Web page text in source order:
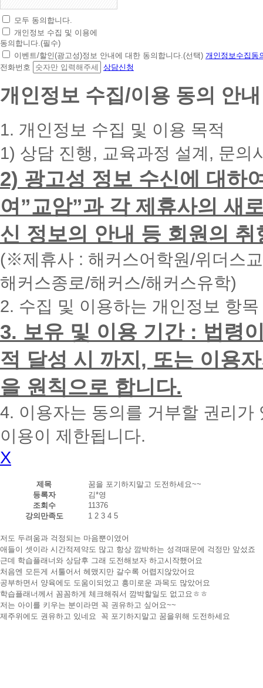
초
간
편
상
담
청
대
폰
입
력
시
면
빠
른
간
내
에
화
드
리
겠
습
니
다.
모두 동의합니다.
개인정보 수집 및 이용에
동의합니다.(필수)
이벤트/할인(광고성)정보 안내에 대한 동의합니다.(선택) 개인정보수집동
전화번호
상담신청
개인정보 수집/이용 동의 안내
1. 개인정보 수집 및 이용 목적
1) 상담 진행, 교육과정 설계, 문의
2) 광고성 정보 수신에 대하
여”교암”과 각 제휴사의 새
신 정보의 안내 등 회원의
(※제휴사 : 해커스어학원/위더스
해커스종로/해커스/해커스유학)
2. 수집 및 이용하는 개인정보 항
3. 보유 및 이용 기간 : 법령
적 달성 시 까지, 또는 이용
을 원칙으로 합니다.
4. 이용자는 동의를 거부할 권리
이용이 제한됩니다.
X
제목
꿈을 포기하지말고 도전하세요~~
등록자
김*영
조회수
11376
강의만족도
1 2 3 4 5
저도 두려움과 걱정되는 마음뿐이였어
애들이 셋이라 시간적제약도 많고 항상 깜박하는 성격때문에 걱정만 앞섰죠
근데 학습플래너와 상담후 그래 도전해보자 하고시작했어요
처음엔 모든게 서툴어서 헤맸지만 갈수록 어렵지않았어요
공부하면서 양육에도 도움이되었고 흥미로운 과목도 많았어요
학습플래너께서 꼼꼼하게 체크해줘서 깜박할일도 없고요ㅎㅎ
저는 아이를 키우는 분이라면 꼭 권유하고 싶어요~~
제주위에도 권유하고 있네요 꼭 포기하지말고 꿈을위해 도전하세요